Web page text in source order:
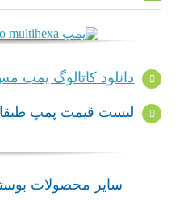
دانلود کاتالوگ پمپ مس داف
لیست قیمت پمپ طبقاتیمس
سایر محصولات بوستر